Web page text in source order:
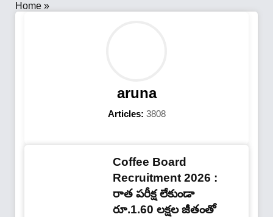
Home »
aruna
Articles: 3808
Coffee Board
Recruitment 2026 :
రాత పరీక్ష లేకుండా
రూ.1.60 లక్షల జీతంతో